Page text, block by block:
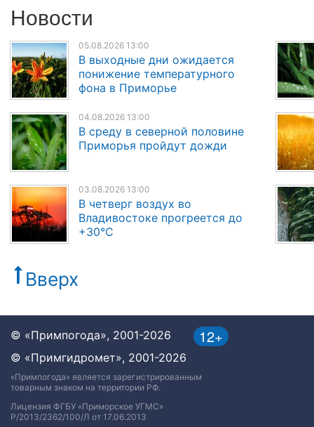
Новости
05.08.2026 13:00
В выходные дни ожидается
понижение температурного
фона в Приморье
04.08.2026 13:00
В среду в северной половине
Приморья пройдут дожди
03.08.2026 13:00
В четверг воздух во
Владивостоке прогреется до
+30°C
Вверх
12+
© «Примпогода», 2001-2026
© «Примгидромет», 2001-2026
«Примпогода» является зарегистрированным
товарным знаком на территории РФ.
Лицензия ФГБУ «Приморское УГМС»
Р/2013/2362/100/Л от 17.06.2013